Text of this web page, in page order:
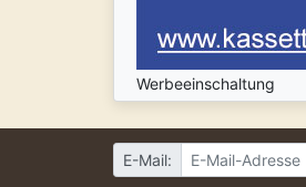
Werbeeinschaltung
E-Mail: